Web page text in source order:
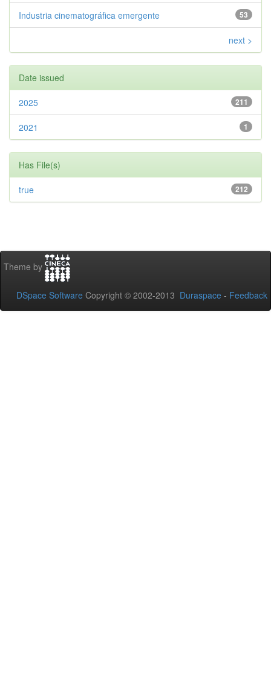
53
Industria cinematográfica emergente
next >
Date issued
211
2025
1
2021
Has File(s)
212
true
Theme by
DSpace Software Copyright © 2002-2013 Duraspace - Feedback